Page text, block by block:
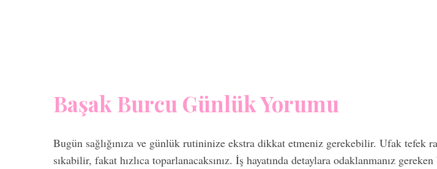
Başak Burcu Günlük Yorumu
Bugün sağlığınıza ve günlük rutininize ekstra dikkat etmeniz gerekebilir. Ufak tefek
sıkabilir, fakat hızlıca toparlanacaksınız. İş hayatında detaylara odaklanmanız